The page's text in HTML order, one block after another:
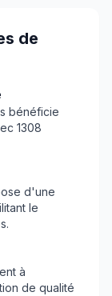
de
bénéficie
1308
d'une
le
à
de qualité